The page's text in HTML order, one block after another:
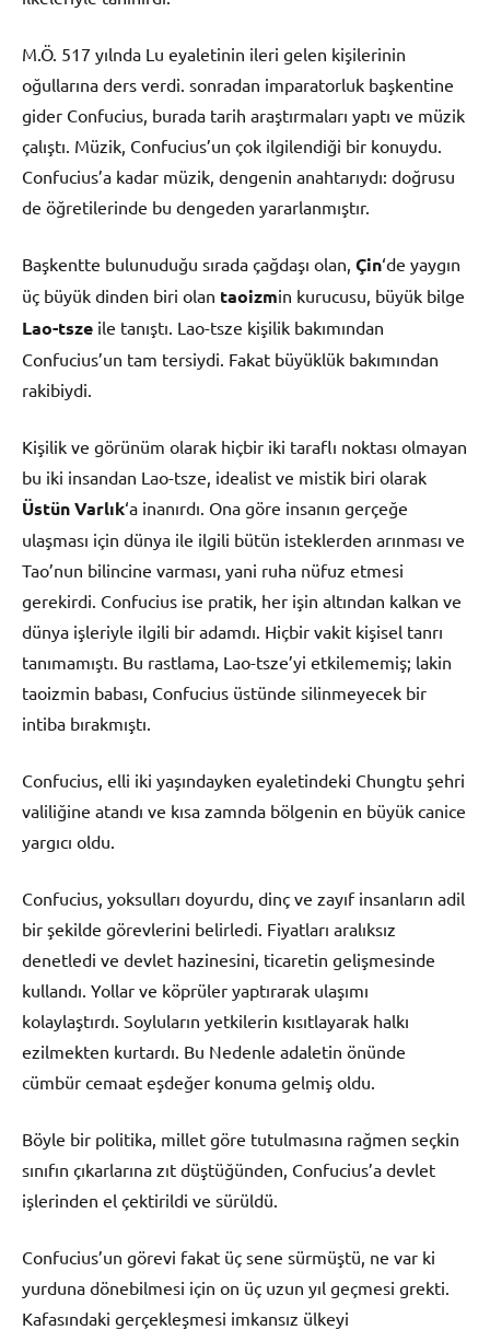
M.Ö. 517 yılnda Lu eyaletinin ileri gelen kişilerinin
oğullarına ders verdi. sonradan imparatorluk başkentine
gider Confucius, burada tarih araştırmaları yaptı ve müzik
çalıştı. Müzik, Confucius’un çok ilgilendiği bir konuydu.
Confucius’a kadar müzik, dengenin anahtarıydı: doğrusu
de öğretilerinde bu dengeden yararlanmıştır.
Başkentte bulunuduğu sırada çağdaşı olan, Çin‘de yaygın
üç büyük dinden biri olan taoizmin kurucusu, büyük bilge
Lao-tsze ile tanıştı. Lao-tsze kişilik bakımından
Confucius’un tam tersiydi. Fakat büyüklük bakımından
rakibiydi.
Kişilik ve görünüm olarak hiçbir iki taraflı noktası olmayan
bu iki insandan Lao-tsze, idealist ve mistik biri olarak
Üstün Varlık‘a inanırdı. Ona göre insanın gerçeğe
ulaşması için dünya ile ilgili bütün isteklerden arınması ve
Tao’nun bilincine varması, yani ruha nüfuz etmesi
gerekirdi. Confucius ise pratik, her işin altından kalkan ve
dünya işleriyle ilgili bir adamdı. Hiçbir vakit kişisel tanrı
tanımamıştı. Bu rastlama, Lao-tsze’yi etkilememiş; lakin
taoizmin babası, Confucius üstünde silinmeyecek bir
intiba bırakmıştı.
Confucius, elli iki yaşındayken eyaletindeki Chungtu şehri
valiliğine atandı ve kısa zamnda bölgenin en büyük canice
yargıcı oldu.
Confucius, yoksulları doyurdu, dinç ve zayıf insanların adil
bir şekilde görevlerini belirledi. Fiyatları aralıksız
denetledi ve devlet hazinesini, ticaretin gelişmesinde
kullandı. Yollar ve köprüler yaptırarak ulaşımı
kolaylaştırdı. Soyluların yetkilerin kısıtlayarak halkı
ezilmekten kurtardı. Bu Nedenle adaletin önünde
cümbür cemaat eşdeğer konuma gelmiş oldu.
Böyle bir politika, millet göre tutulmasına rağmen seçkin
sınıfın çıkarlarına zıt düştüğünden, Confucius’a devlet
işlerinden el çektirildi ve sürüldü.
Confucius’un görevi fakat üç sene sürmüştü, ne var ki
yurduna dönebilmesi için on üç uzun yıl geçmesi grekti.
Kafasındaki gerçekleşmesi imkansız ülkeyi